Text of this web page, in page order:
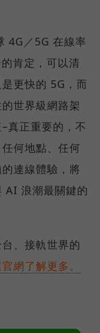
4G／5G 在線率
肯定，可以清
更快的 5G，而
世界級網路架
真正重要的，不
何地點、任何
連線體驗，將
AI 浪潮最關鍵的
、接軌世界的
網了解更多。